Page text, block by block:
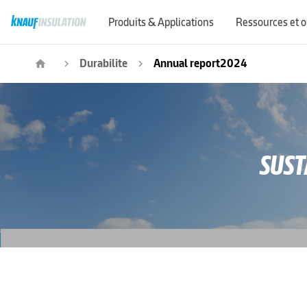
Produits & Applications Ressources et
home navigate_next Durabilite navigate_next Annual report2024